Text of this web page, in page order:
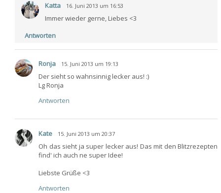
Katta
16. Juni 2013 um 16:53
Immer wieder gerne, Liebes <3
Antworten
Ronja 15. Juni 2013 um 19:13
Der sieht so wahnsinnig lecker aus! :)
Lg Ronja
Antworten
Kate 15. Juni 2013 um 20:37
Oh das sieht ja super lecker aus! Das mit den Blitzrezepten
find' ich auch ne super Idee!
Liebste Grüße <3
Antworten